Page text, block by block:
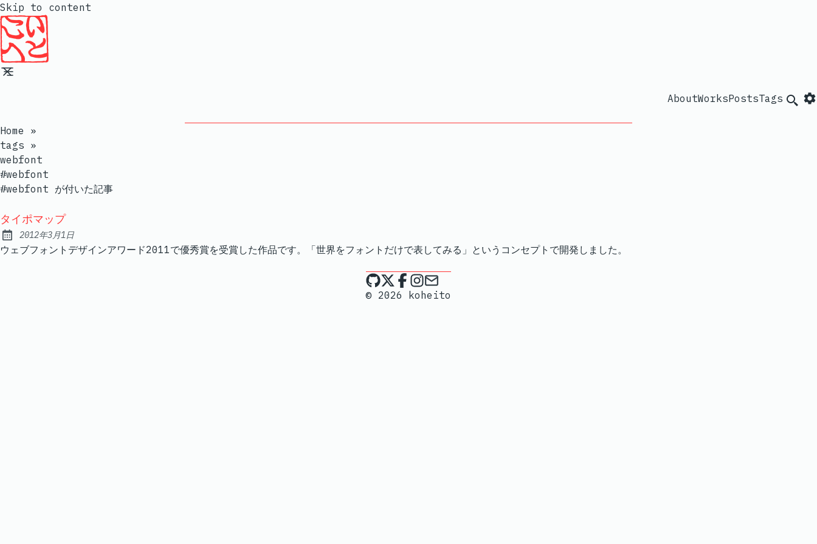
Skip to content
AboutWorksPostsTags
Home
»
tags »
webfont
#webfont
#webfont が付いた記事
タイポマップ
Published:
2012年3月1日
ウェブフォントデザインアワード2011で優秀賞を受賞した作品です。「世界をフォントだけで表してみる」というコンセプトで開発しました。
koheito on Github
koheito on X
koheito on Facebook
koheito on Instagram
© 2026 koheito